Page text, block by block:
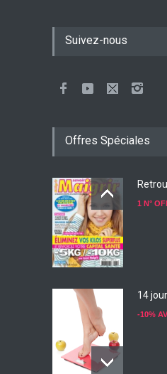
Suivez-nous
Offres Spéciales
1 N°
14
-10%